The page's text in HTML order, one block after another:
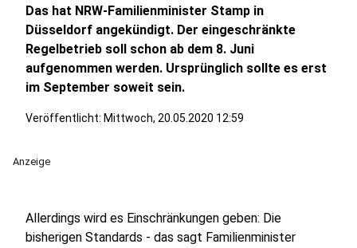
Das hat NRW-Familienminister Stamp in
Düsseldorf angekündigt. Der eingeschränkte
Regelbetrieb soll schon ab dem 8. Juni
aufgenommen werden. Ursprünglich sollte es erst
im September soweit sein.
Veröffentlicht: Mittwoch, 20.05.2020 12:59
Anzeige
Allerdings wird es Einschränkungen geben: Die
bisherigen Standards - das sagt Familienminister